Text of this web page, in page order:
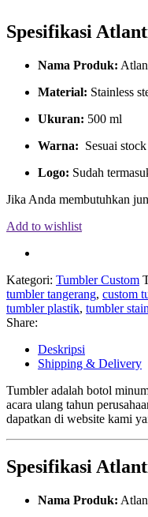
Spesifikasi
Nama Produk:
Material: Stainless
Ukuran: 500 ml
Warna: Sesuai stock
Logo: Sudah
Jika Anda membutuhkan
Add to wishlist
Kategori: Tumbler Custom
tumbler tangerang, custom
tumbler plastik, tumbler
Share:
Deskripsi
Shipping & Delivery
Tumbler adalah botol
acara ulang tahun
dapatkan di website kami
Spesifikasi
Nama Produk: